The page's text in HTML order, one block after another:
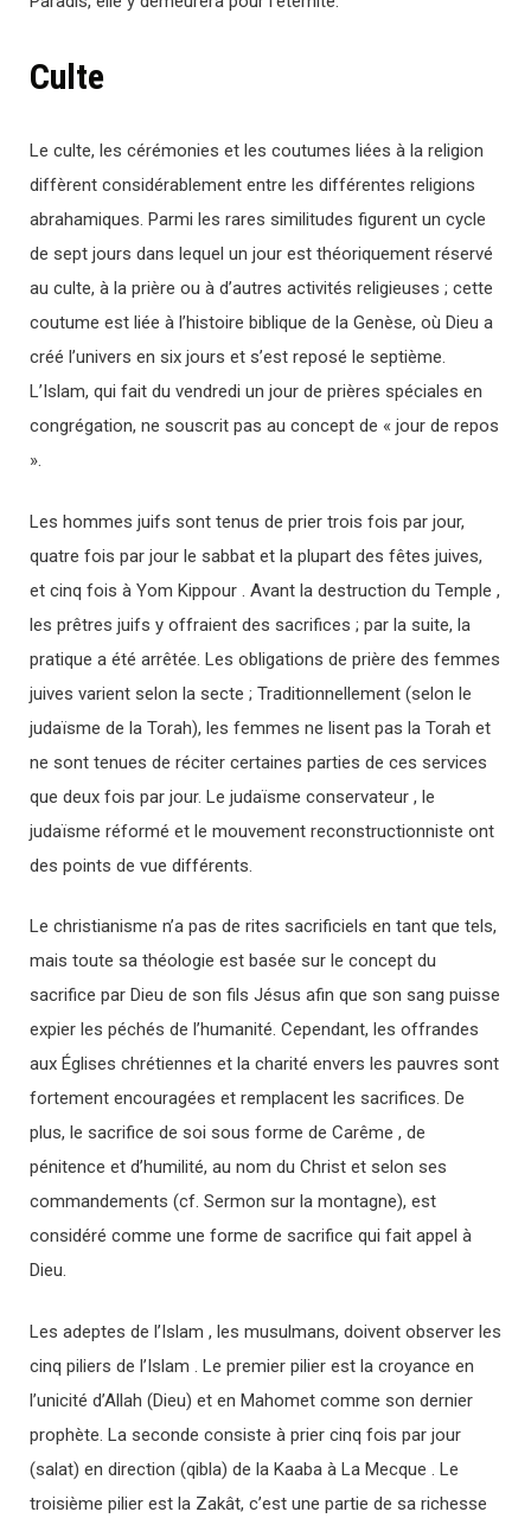
Culte
Le culte, les cérémonies et les coutumes liées à la religion
diffèrent considérablement entre les différentes religions
abrahamiques. Parmi les rares similitudes figurent un cycle
de sept jours dans lequel un jour est théoriquement réservé
au culte, à la prière ou à d’autres activités religieuses ; cette
coutume est liée à l’histoire biblique de la Genèse, où Dieu a
créé l’univers en six jours et s’est reposé le septième.
L’Islam, qui fait du vendredi un jour de prières spéciales en
congrégation, ne souscrit pas au concept de « jour de repos
».
Les hommes juifs sont tenus de prier trois fois par jour,
quatre fois par jour le sabbat et la plupart des fêtes juives,
et cinq fois à Yom Kippour . Avant la destruction du Temple ,
les prêtres juifs y offraient des sacrifices ; par la suite, la
pratique a été arrêtée. Les obligations de prière des femmes
juives varient selon la secte ; Traditionnellement (selon le
judaïsme de la Torah), les femmes ne lisent pas la Torah et
ne sont tenues de réciter certaines parties de ces services
que deux fois par jour. Le judaïsme conservateur , le
judaïsme réformé et le mouvement reconstructionniste ont
des points de vue différents.
Le christianisme n’a pas de rites sacrificiels en tant que tels,
mais toute sa théologie est basée sur le concept du
sacrifice par Dieu de son fils Jésus afin que son sang puisse
expier les péchés de l’humanité. Cependant, les offrandes
aux Églises chrétiennes et la charité envers les pauvres sont
fortement encouragées et remplacent les sacrifices. De
plus, le sacrifice de soi sous forme de Carême , de
pénitence et d’humilité, au nom du Christ et selon ses
commandements (cf. Sermon sur la montagne), est
considéré comme une forme de sacrifice qui fait appel à
Dieu.
Les adeptes de l’Islam , les musulmans, doivent observer les
cinq piliers de l’Islam . Le premier pilier est la croyance en
l’unicité d’Allah (Dieu) et en Mahomet comme son dernier
prophète. La seconde consiste à prier cinq fois par jour
(salat) en direction (qibla) de la Kaaba à La Mecque . Le
troisième pilier est la Zakât, c’est une partie de sa richesse